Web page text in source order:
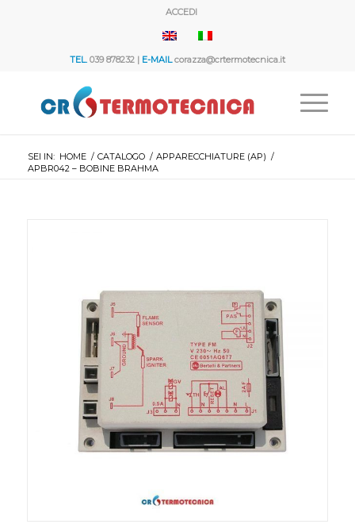
ACCEDI
TEL.039 878232 | E-MAILcorazza@crtermotecnica.it
SEI IN: HOME / CATALOGO / APPARECCHIATURE (AP) /
APBR042 – BOBINE BRAHMA